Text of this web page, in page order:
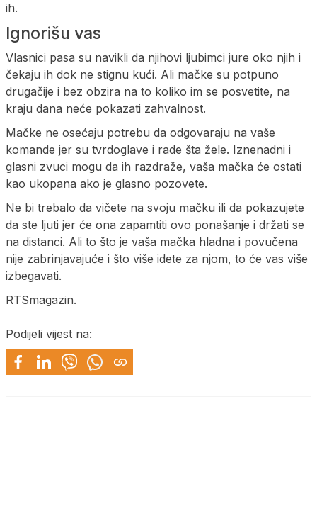
ih.
Ignorišu vas
Vlasnici pasa su navikli da njihovi ljubimci jure oko njih i
čekaju ih dok ne stignu kući. Ali mačke su potpuno
drugačije i bez obzira na to koliko im se posvetite, na
kraju dana neće pokazati zahvalnost.
Mačke ne osećaju potrebu da odgovaraju na vaše
komande jer su tvrdoglave i rade šta žele. Iznenadni i
glasni zvuci mogu da ih razdraže, vaša mačka će ostati
kao ukopana ako je glasno pozovete.
Ne bi trebalo da vičete na svoju mačku ili da pokazujete
da ste ljuti jer će ona zapamtiti ovo ponašanje i držati se
na distanci. Ali to što je vaša mačka hladna i povučena
nije zabrinjavajuće i što više idete za njom, to će vas više
izbegavati.
RTSmagazin.
Podijeli vijest na: